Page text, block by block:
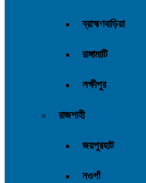
ব্রাহ্মণবাড়িয়া
রাঙ্গামাটি
লক্ষীপুর
রাজশাহী
জয়পুরহাট
নওগাঁ